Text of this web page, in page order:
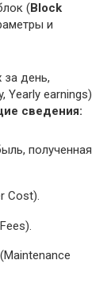
(Block
и
день,
Yearly earnings)
сведения:
полученная
Cost).